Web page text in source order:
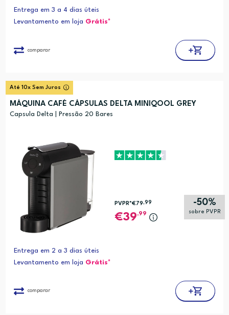
Entrega em 3 a 4 dias úteis
Levantamento em loja Grátis*
comparar
Até 10x Sem Juros
MÁQUINA CAFÉ CÁPSULAS DELTA MINIQOOL GREY
Capsula Delta | Pressão 20 Bares
-50%
sobre PVPR
PVPR*€79,99
39,99
Entrega em 2 a 3 dias úteis
Levantamento em loja Grátis*
comparar